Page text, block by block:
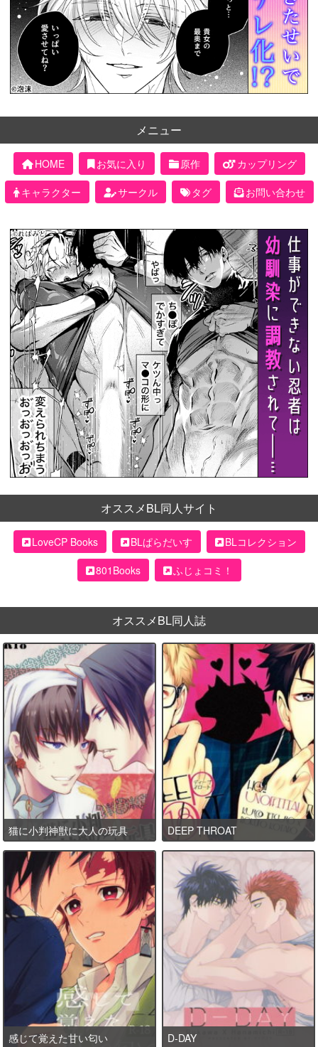
メニュー
HOME お気に入り 原作
カップリング
キャラクター
サークル タグ お問い合わせ
オススメBL同人サイト
LoveCP Books BLぱらだいす
BLコレクション
801Books
ふじょコミ！
オススメBL同人誌
猫に小判神獣に大人の玩具 DEEP THROAT
感じて覚えた甘い匂い D-DAY